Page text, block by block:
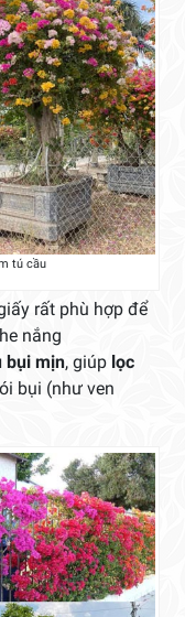
tú cầu
rất phù hợp để
nắng
bụi mịn, giúp lọc
bụi (như ven